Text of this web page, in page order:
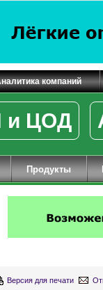
компаний
и ЦОД
Продукты
Версия для печати